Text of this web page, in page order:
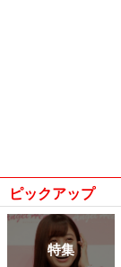
ピックアップ
特集